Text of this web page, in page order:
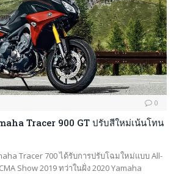
0
Tracer 900 GT ปรับสีใหม่เน้นโทน
Tracer 700 ได้รับการปรับโฉมใหม่แบบ All-
Show 2019 ทว่าในฝั่ง 2020 Yamaha